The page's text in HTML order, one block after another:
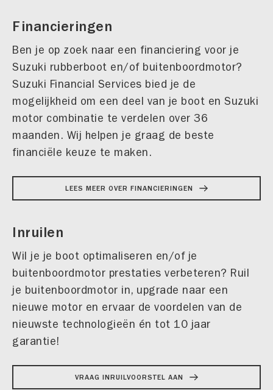
Financieringen
Ben je op zoek naar een financiering voor je
Suzuki rubberboot en/of buitenboordmotor?
Suzuki Financial Services bied je de
mogelijkheid om een deel van je boot en Suzuki
motor combinatie te verdelen over 36
maanden. Wij helpen je graag de beste
financiële keuze te maken.
LEES MEER OVER FINANCIERINGEN
Inruilen
Wil je je boot optimaliseren en/of je
buitenboordmotor prestaties verbeteren? Ruil
je buitenboordmotor in, upgrade naar een
nieuwe motor en ervaar de voordelen van de
nieuwste technologieën én tot 10 jaar
garantie!
VRAAG INRUILVOORSTEL AAN